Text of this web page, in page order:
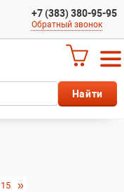
+7 (383) 380-95-95
Обратный звонок